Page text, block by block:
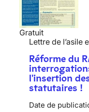
Gratuit
Lettre de l’asile
Réforme du
l'insertion
statutaires !
Date de